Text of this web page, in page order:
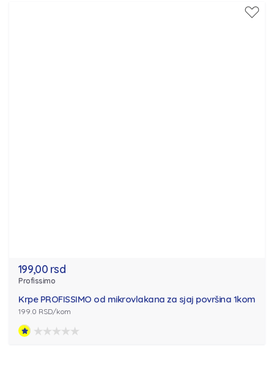
199,00 rsd
Profissimo
Krpe PROFISSIMO od mikrovlakana za sjaj površina 1kom
199.0 RSD/kom